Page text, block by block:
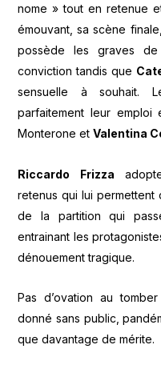
nome » tout en retenue
émouvant, sa scène
possède les graves de
conviction tandis que
sensuelle à souhait.
parfaitement leur emploi
Monterone etValentina
Riccardo Frizza
retenus qui lui permettent
de la partition qui
entrainant les
dénouement tragique.
Pas d’ovation au
donné sans public,
que davantage de mérite.